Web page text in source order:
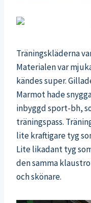
Träningskläderna
Materialen var
kändes super.
Marmot hade
inbyggd sport-bh,
träningspass.
lite kraftigare tyg
Lite likadant tyg
den samma
och skönare.